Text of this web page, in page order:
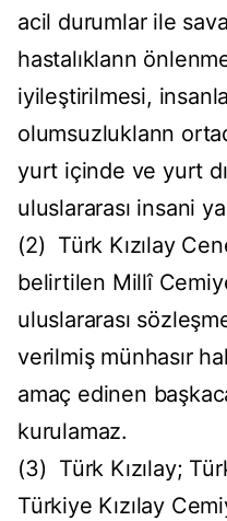
acil durumlar ile
hastalıklann
iyileştirilmesi,
olumsuzluklann
yurt içinde ve yurt
uluslararası insani
(2) Türk Kızılay
belirtilen Millî
uluslararası
verilmiş münhasır
amaç edinen
kurulamaz.
(3) Türk Kızılay;
Türkiye Kızılay